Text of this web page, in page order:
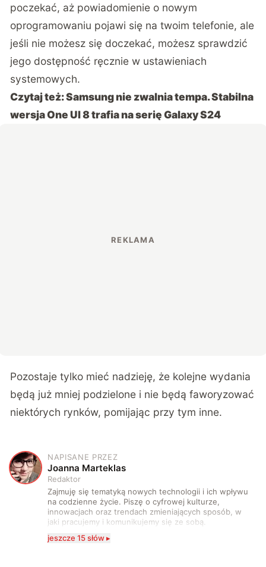
poczekać, aż powiadomienie o nowym
oprogramowaniu pojawi się na twoim telefonie, ale
jeśli nie możesz się doczekać, możesz sprawdzić
jego dostępność ręcznie w ustawieniach
systemowych.
Czytaj też:Samsung nie zwalnia tempa. Stabilna
wersja One UI 8 trafia na serię Galaxy S24
Pozostaje tylko mieć nadzieję, że kolejne wydania
będą już mniej podzielone i nie będą faworyzować
niektórych rynków, pomijając przy tym inne.
J
NAPISANE PRZEZ
Joanna Marteklas
Redaktor
Zajmuję się tematyką nowych technologii i ich wpływu
na codzienne życie. Piszę o cyfrowej kulturze,
innowacjach oraz trendach zmieniających sposób, w
jaki pracujemy i komunikujemy się ze sobą.
technologii a współczesną popkulturą. W wolnych
jeszcze 15 słów ▸